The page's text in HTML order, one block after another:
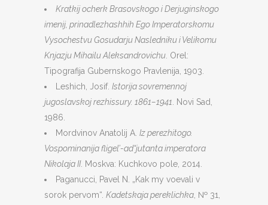
Kratkij ocherk Brasovskogo i Derjuginskogo
imenij, prinadlezhashhih Ego Imperatorskomu
Vysochestvu Gosudarju Nasledniku i Velikomu
Knjazju Mihailu Aleksandrovichu . Orel:
Tipografija Gubernskogo Pravlenija, 1903.
Leshich, Josif. Istorija sovremennoj
jugoslavskoj rezhissury. 1861–1941 . Novi Sad,
1986.
Mordvinov Anatolij A. Iz perezhitogo.
Vospominanija fligel’-ad“jutanta imperatora
Nikolaja II. Moskva: Kuchkovo pole, 2014.
Paganucci, Pavel N. „Kak my voevali v
sorok pervom“. Kadetskaja pereklichka , № 31,